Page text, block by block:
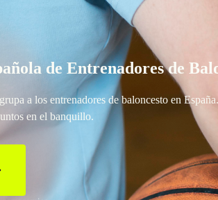
de Entrenadores de
a los entrenadores de baloncesto en
en el banquillo.